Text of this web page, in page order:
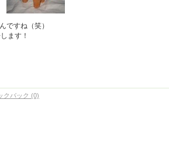
ですね（笑）
ます！
クバック (0)